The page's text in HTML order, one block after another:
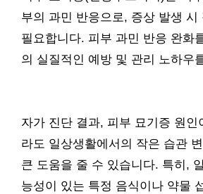
부의 과민 반응으로, 증상 발생 시
필요합니다. 피부 과민 반응 완화
의 실질적인 예방 및 관리 노하우
자가 진단 결과, 피부 묘기증 원인
라도 일상생활에서의 작은 습관
큰 도움을 줄 수 있습니다. 특히,
능성이 있는 특정 음식이나 약물